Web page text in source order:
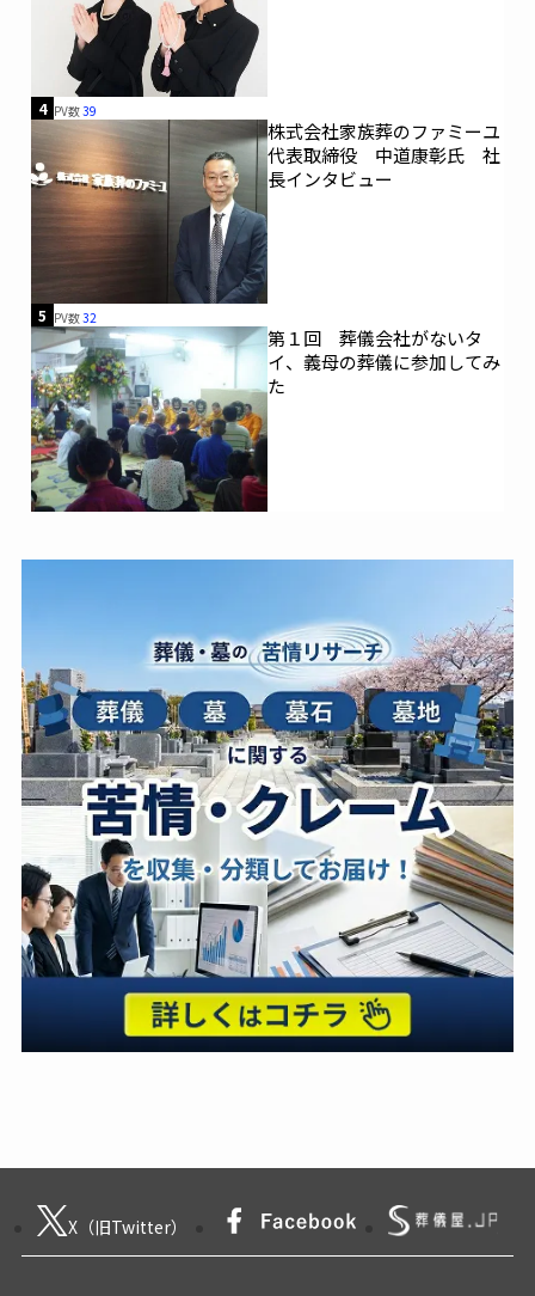
4 PV数39
株式会社家族葬のファミーユ
代表取締役 中道康彰氏 社
長インタビュー
5 PV数32
第１回 葬儀会社がないタ
イ、義母の葬儀に参加してみ
た
X（旧Twitter）